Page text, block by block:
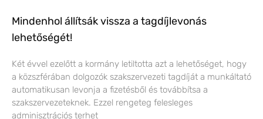
Mindenhol állítsák vissza a tagdíjlevonás
lehetőségét!
Két évvel ezelőtt a kormány letiltotta azt a lehetőséget, hogy
a közszférában dolgozók szakszervezeti tagdíját a munkáltató
automatikusan levonja a fizetésből és továbbítsa a
szakszervezeteknek. Ezzel rengeteg felesleges
adminisztrációs terhet